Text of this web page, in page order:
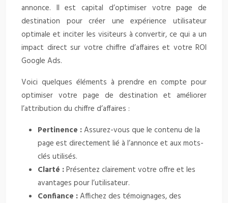
annonce. Il est capital d’optimiser votre page de
destination pour créer une expérience utilisateur
optimale et inciter les visiteurs à convertir, ce qui a un
impact direct sur votre chiffre d’affaires et votre ROI
Google Ads.
Voici quelques éléments à prendre en compte pour
optimiser votre page de destination et améliorer
l’attribution du chiffre d’affaires :
Pertinence :Assurez-vous que le contenu de la
page est directement lié à l’annonce et aux mots-
clés utilisés.
Clarté :Présentez clairement votre offre et les
avantages pour l’utilisateur.
Confiance :Affichez des témoignages, des